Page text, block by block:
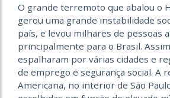
O grande terremoto que abalou o
gerou uma grande instabilidade
país, e levou milhares de pessoas
principalmente para o Brasil.
espalharam por várias cidades e
de emprego e segurança social. A
Americana, no interior de São